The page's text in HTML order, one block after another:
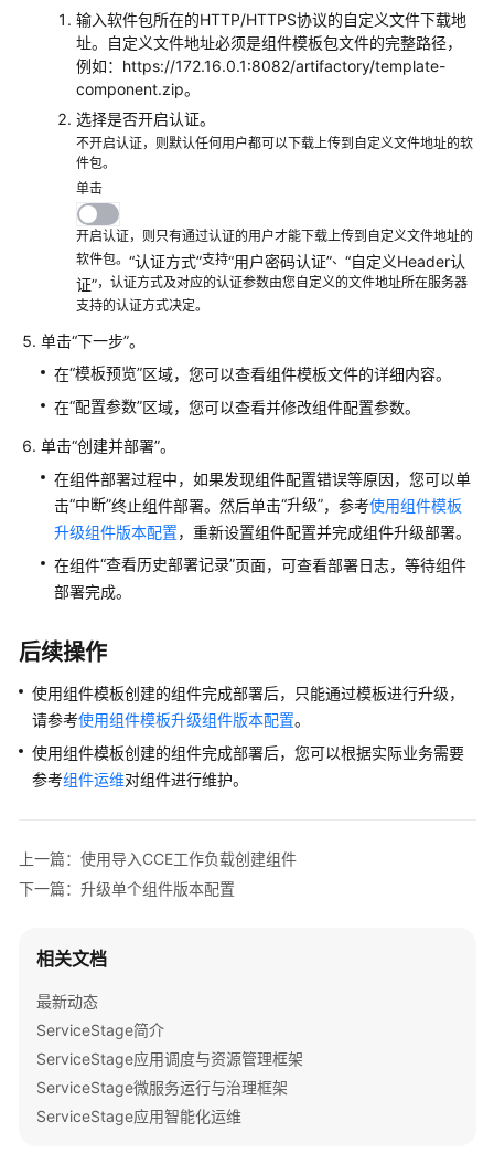
管
理
组
件
服
务
配
置
管
理
容
部
署
组
容
器
配
置
管
理
器
署
组
件
用
管
器
署
组
件
高
级
enable_sermant_config: false
输入软件包所在的HTTP/HTTPS协议的自定义文件下载地
址。自定义文件地址必须是组件模板包文件的完整路径，
例如：https://172.16.0.1:8082/artifactory/template-
component.zip。
选择是否开启认证。
不开启认证，则默认任何用户都可以下载上传到自定义文件地址的软
件包。
单击
开启认证，则只有通过认证的用户才能下载上传到自定义文件地址的
软件包。 “认证方式”支持“用户密码认证”、 “自定义Header认
证”，认证方式及对应的认证参数由您自定义的文件地址所在服务器
支持的认证方式决定。
单击“下一步”。
在“模板预览”区域，您可以查看组件模板文件的详细内容。
在“配置参数”区域，您可以查看并修改组件配置参数。
单击“创建并部署”。
在组件部署过程中，如果发现组件配置错误等原因，您可以单
击“中断”终止组件部署。然后单击“升级”，参考使用组件模板
升级组件版本配置，重新设置组件配置并完成组件升级部署。
在组件“查看历史部署记录”页面，可查看部署日志，等待组件
部署完成。
后续操作
使用组件模板创建的组件完成部署后，只能通过模板进行升级，
请参考使用组件模板升级组件版本配置。
使用组件模板创建的组件完成部署后，您可以根据实际业务需要
参考组件运维对组件进行维护。
上一篇：使用导入CCE工作负载创建组件
下一篇：升级单个组件版本配置
相关文档
最新动态
ServiceStage简介
ServiceStage应用调度与资源管理框架
ServiceStage微服务运行与治理框架
ServiceStage应用智能化运维